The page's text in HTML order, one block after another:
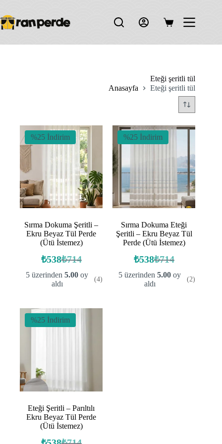
content
Shopping
Eteği şeritli tül
Anasayfa
Eteği şeritli tül
%25 İndirim
Sırma Dokuma Şeritli –
Ekru Beyaz Tül Perde
(Ütü İstemez)
₺714
Orijinal
fiyat:
₺714.
₺538Şu
andaki
fiyat:
5 üzerinden5.00 oy
aldı
(4)
%25 İndirim
Sırma Dokuma Eteği
Şeritli – Ekru Beyaz Tül
Perde (Ütü İstemez)
₺714
Orijinal
fiyat:
₺714.
₺538Şu
andaki
fiyat:
5 üzerinden5.00 oy
aldı
(2)
%25 İndirim
Eteği Şeritli – Parıltılı
Ekru Beyaz Tül Perde
(Ütü İstemez)